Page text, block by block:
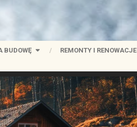
BUDOWĘ REMONTY I RENOWACJE